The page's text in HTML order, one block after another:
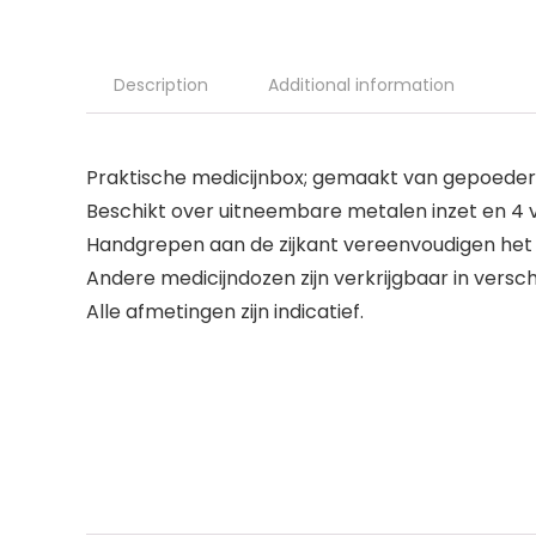
Description Additional information
Praktische medicijnbox; gemaakt van
Beschikt over uitneembare metalen inzet en 4
Handgrepen aan de zijkant vereenvoudigen
Andere medicijndozen zijn verkrijgbaar in
Alle afmetingen zijn indicatief.